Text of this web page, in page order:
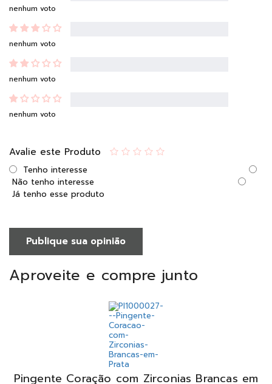
nenhum voto
nenhum voto
nenhum voto
nenhum voto
Avalie este Produto
Tenho interesse
Não tenho interesse
Já tenho esse produto
Publique sua opinião
Aproveite e compre junto
Pingente Coração com Zirconias Brancas em